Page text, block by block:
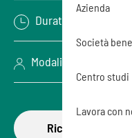
Durata: 16 ore
Modalità: Aula (In
Richiedi di
Azienda
Società
Centro studi
Lavora con